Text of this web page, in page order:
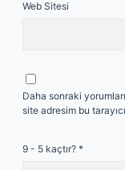
Web Sitesi
Daha sonraki
site adresim bu
9 - 5 kaçtır? *